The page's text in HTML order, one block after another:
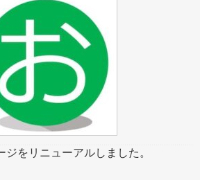
をリニューアルしました。